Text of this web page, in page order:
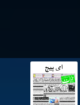
ای پیج